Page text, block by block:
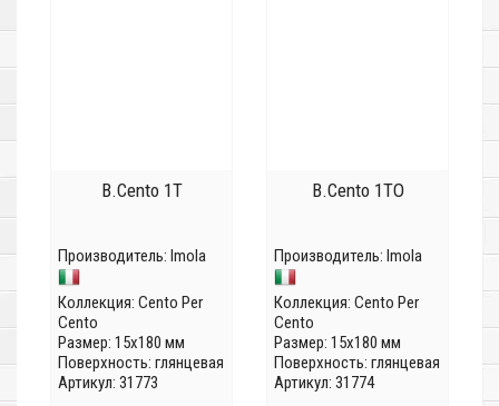
B.Cento 1T
Производитель: Imola
Коллекция: Cento Per
Cento
Размер: 15x180 мм
Поверхность: глянцевая
Артикул: 31773
B.Cento 1TO
Производитель: Imola
Коллекция: Cento Per
Cento
Размер: 15x180 мм
Поверхность: глянцевая
Артикул: 31774